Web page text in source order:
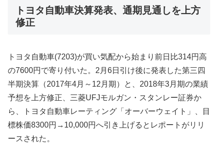
トヨタ自動車決算発表、通期見通しを上方
修正
トヨタ自動車(7203)が買い気配から始まり前日比314円高
の7600円で寄り付いた。2月6日引け後に発表した第三四
半期決算（2017年4月～12月期）と、2018年3月期の業績
予想を上方修正、三菱UFJモルガン・スタンレー証券か
ら、トヨタ自動車レーティング「オーバーウェイト」、目
標株価8300円→10,000円へ引き上げるとレポートがリリ
ースされた。